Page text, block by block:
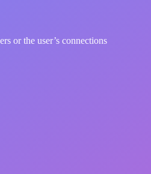
or the user’s connections